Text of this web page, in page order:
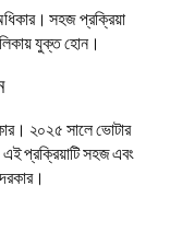
সহজ প্রক্রিয়া
যুক্ত হোন।
২০২৫ সালে ভোটার
প্রক্রিয়াটি সহজ এবং